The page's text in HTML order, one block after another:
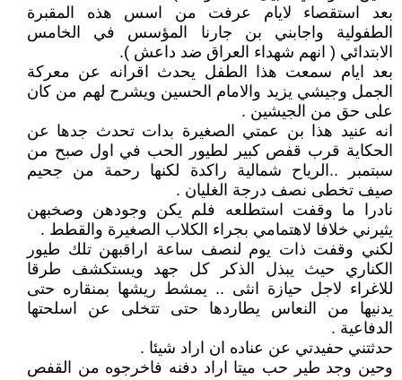
بعد استقصاء لايام عرفت من اسس هذه المقبرة
الطفولية واجابني بن جارنا المؤسس في الخامس
الابتدائي ( انهم شهداء العراق ضد داعش ).
بعد ايام سمعت هذا الطفل يحدث اقرانه عن معركة
الجمل وجيشي يزيد والامام الحسين ويشرح لهم من كان
على حق من الجيشين .
انه عنيد هذا بن عمتي الصغيرة بدات تحدث جدها عن
الحكاية قرب قفص كبير لطيور الحب في اول صبح من
سبتمبر ..الرياح شمالية راكدة لكنها رحمة من جحيم
صيف تخطى نصف درجة الغليان .
نادرا ما وقفت استطلعه فلم يكن وجودهن وصخبهن
يثيرني خلافا لاهتمامي بجراء الكلاب الصغيرة والقطط .
لكني وقفت ذات يوم لنصف ساعة اراقبهن تلك طيور
الكناري حيث يبذل الذكر كل جهد ويستكشف طرقا
للاغراء لاجل حيازة انثى .. يمشط ريشها بمنقاره حتى
يدنيها من النعاس يطاردها حتى تتخلى عن اسلحتها
الدفاعية .
حدثتني حفيدتي عن عناده ان اراد شيئا .
وحين وجد طير حب ميتا اراد دفنه فاخرجوه من القفص